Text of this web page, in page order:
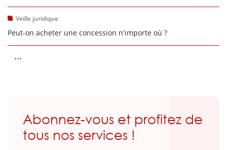
Veille juridique
Peut-on acheter une concession n'importe où ?
...
Abonnez-vous et profitez de
tous nos services !